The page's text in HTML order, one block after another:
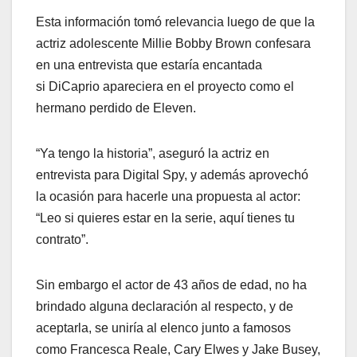
Esta información tomó relevancia luego de que la
actriz adolescente Millie Bobby Brown confesara
en una entrevista que estaría encantada
si DiCaprio apareciera en el proyecto como el
hermano perdido de Eleven.
“Ya tengo la historia”, aseguró la actriz en
entrevista para Digital Spy, y además aprovechó
la ocasión para hacerle una propuesta al actor:
“Leo si quieres estar en la serie, aquí tienes tu
contrato”.
Sin embargo el actor de 43 años de edad, no ha
brindado alguna declaración al respecto, y de
aceptarla, se uniría al elenco junto a famosos
como Francesca Reale, Cary Elwes y Jake Busey,